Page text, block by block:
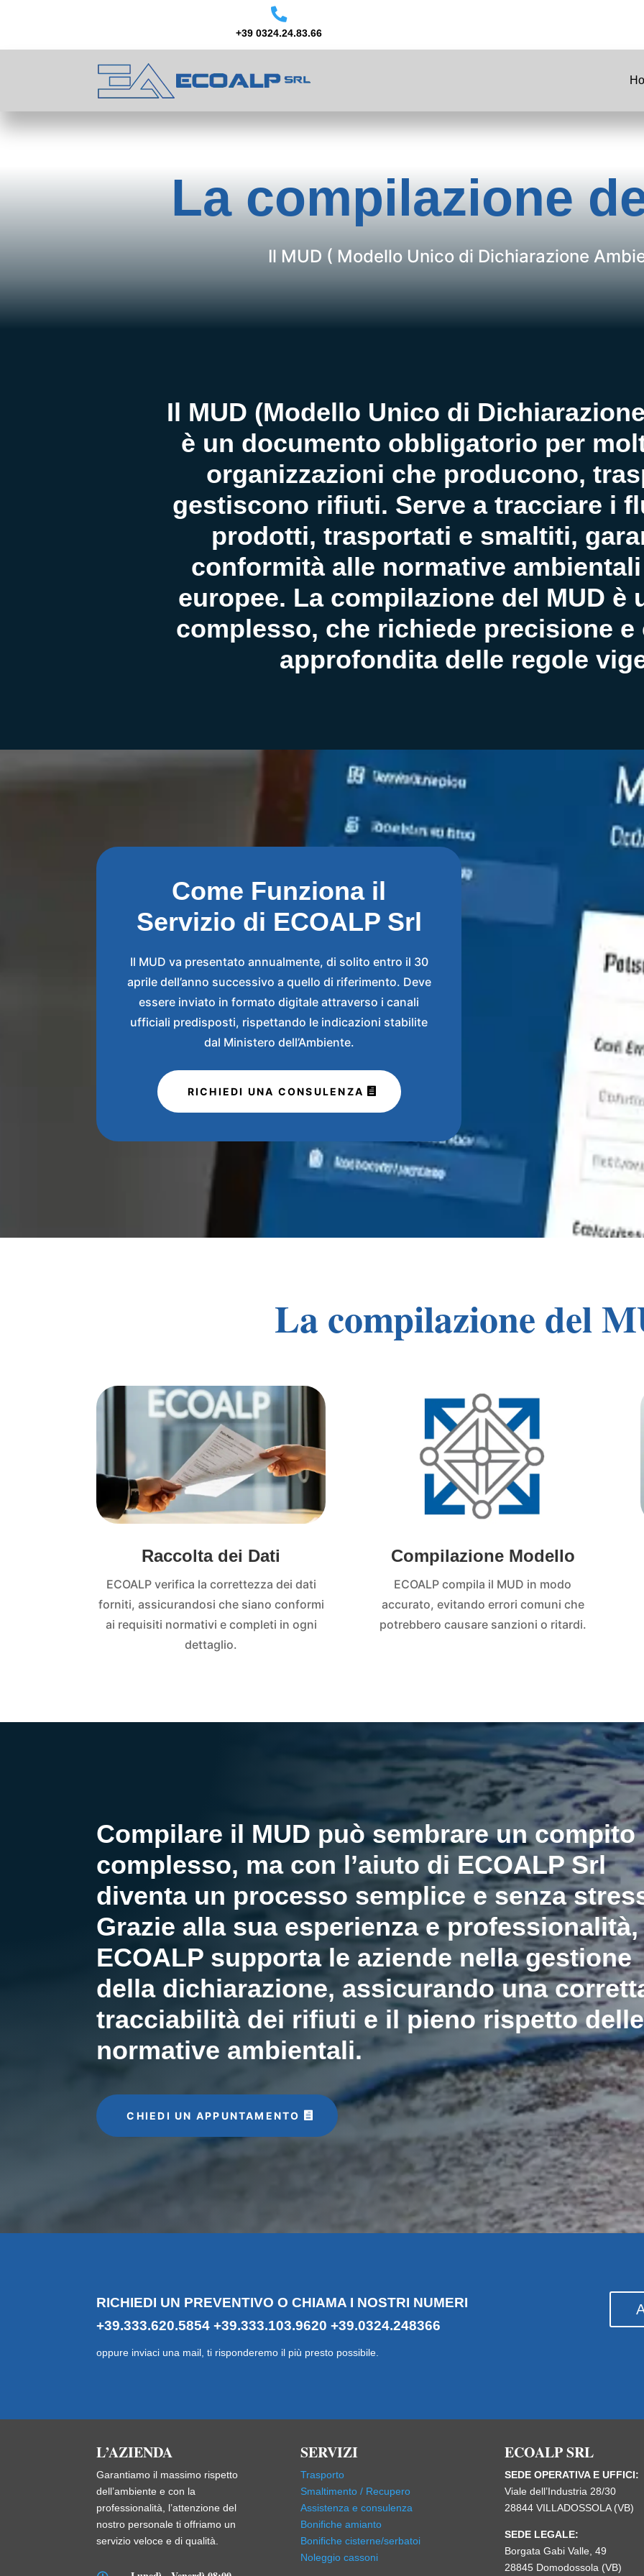

+39 0324.24.83.66
La compilazione
Il MUD ( Modello Unico di Dichiarazione
Il MUD (Modello Unico di
è un documento obbligatorio per
organizzazioni che producono,
gestiscono rifiuti. Serve a tracciare i
prodotti, trasportati e smaltiti,
conformità alle normative
europee. La compilazione del MUD è
complesso, che richiede precisione e
approfondita delle regole
Come Funziona il
Servizio di ECOALP Srl
Il MUD va presentato annualmente, di solito entro il 30
aprile dell’anno successivo a quello di riferimento. Deve
essere inviato in formato digitale attraverso i canali
ufficiali predisposti, rispettando le indicazioni stabilite
dal Ministero dell’Ambiente.
RICHIEDI UNA CONSULENZA
La compilazione del
Raccolta dei Dati
ECOALP verifica la correttezza dei dati
forniti, assicurandosi che siano conformi
ai requisiti normativi e completi in ogni
dettaglio.
Compilazione Modello
ECOALP compila il MUD in modo
accurato, evitando errori comuni che
potrebbero causare sanzioni o ritardi.
Compilare il MUD può sembrare un compito
complesso, ma con l’aiuto di ECOALP Srl
diventa un processo semplice e senza
Grazie alla sua esperienza e professionalità,
ECOALP supporta le aziende nella gestione
della dichiarazione, assicurando una
tracciabilità dei rifiuti e il pieno rispetto delle
normative ambientali.
CHIEDI UN APPUNTAMENTO
RICHIEDI UN PREVENTIVO O CHIAMA I NOSTRI NUMERI
+39.333.620.5854 +39.333.103.9620 +39.0324.248366
oppure inviaci una mail, ti risponderemo il più presto possibile.
L’AZIENDA
Garantiamo il massimo rispetto
dell’ambiente e con la
professionalità, l’attenzione del
nostro personale ti offriamo un
servizio veloce e di qualità.
SERVIZI
Trasporto
Smaltimento / Recupero
Assistenza e consulenza
Bonifiche amianto
Bonifiche cisterne/serbatoi
Noleggio cassoni
ECOALP SRL
SEDE OPERATIVA E UFFICI:
Viale dell’Industria 28/30
28844 VILLADOSSOLA (VB)
SEDE LEGALE:
Borgata Gabi Valle, 49
28845 Domodossola (VB)